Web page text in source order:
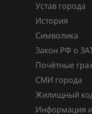
Устав города
История
Символика
Закон РФ о
Почётные
СМИ города
Жилищный
Информация